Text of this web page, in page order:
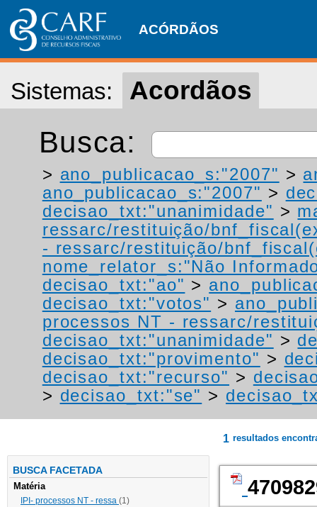
ACÓRDÃOS
Sistemas: Acordãos
Busca:
> ano_publicacao_s:"2007" >
ano_publicacao_s:"2007" >
decisao_txt:"unanimidade" >
ressarc/restituição/
- ressarc/restituição/
nome_relator_s:"Não
decisao_txt:"ao" >
decisao_txt:"votos" >
processos NT - ressarc/
decisao_txt:"unanimidade" >
decisao_txt:"provimento" >
decisao_txt:"recurso" >
> decisao_txt:"se" >
BUSCA FACETADA
Matéria
IPI- processos NT - ressa (1)
1 resultados